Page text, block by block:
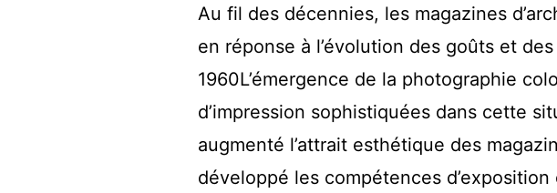
Au fil des décennies, les magazines
en réponse à l’évolution des goûts et
1960L’émergence de la photographie
d’impression sophistiquées dans cette
augmenté l’attrait esthétique des
développé les compétences d’exposition